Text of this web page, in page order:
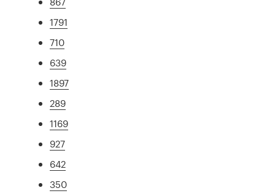
1791
710
639
1897
289
1169
927
642
350